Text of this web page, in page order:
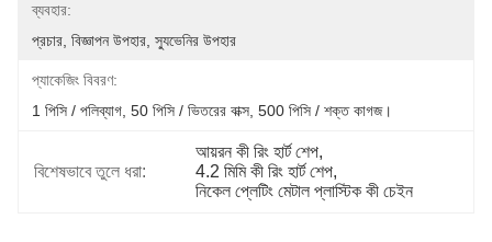
ব্যবহার:
প্রচার, বিজ্ঞাপন উপহার, স্যুভেনির উপহার
প্যাকেজিং বিবরণ:
1 পিসি / পলিব্যাগ, 50 পিসি / ভিতরের বাক্স, 500 পিসি / শক্ত কাগজ।
বিশেষভাবে তুলে ধরা:
আয়রন কী রিং হার্ট শেপ,
4.2 মিমি কী রিং হার্ট শেপ,
নিকেল প্লেটিং মেটাল প্লাস্টিক কী চেইন